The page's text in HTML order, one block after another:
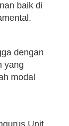
baik di
dengan
yang
modal